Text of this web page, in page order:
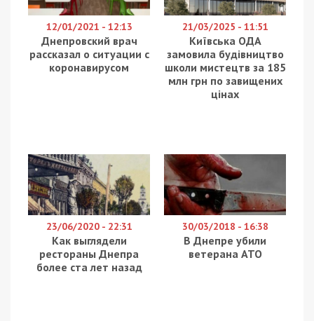
12/01/2021 - 12:13
Днепровский врач
рассказал о ситуации с
коронавирусом
21/03/2025 - 11:51
Київська ОДА
замовила будівництво
школи мистецтв за 185
млн грн по завищених
цінах
23/06/2020 - 22:31
Как выглядели
рестораны Днепра
более ста лет назад
30/03/2018 - 16:38
В Днепре убили
ветерана АТО